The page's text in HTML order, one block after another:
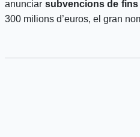
anunciar subvencions de fins
300 milions d’euros, el gran